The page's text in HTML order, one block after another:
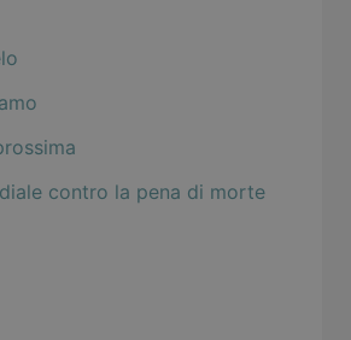
contro la pena di morte